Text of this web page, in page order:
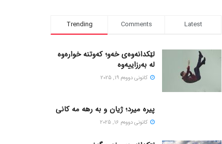
Trending Comments Latest
لێکدانەوەی خەو؛ کەوتنە خوارەوە
لە بەرزاییەوە
كانونی دووه‌م 19, 2025
پیره میرد؛ ژیان و به رهه مه کانی
كانونی دووه‌م 16, 2025